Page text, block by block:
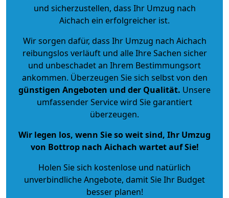
und sicherzustellen, dass Ihr Umzug nach
Aichach ein erfolgreicher ist.
Wir sorgen dafür, dass Ihr Umzug nach Aichach
reibungslos verläuft und alle Ihre Sachen sicher
und unbeschadet an Ihrem Bestimmungsort
ankommen. Überzeugen Sie sich selbst von den
günstigen Angeboten und der Qualität. Unsere
umfassender Service wird Sie garantiert
überzeugen.
Wir legen los, wenn Sie so weit sind, Ihr Umzug
von Bottrop nach Aichach wartet auf Sie!
Holen Sie sich kostenlose und natürlich
unverbindliche Angebote, damit Sie Ihr Budget
besser planen!